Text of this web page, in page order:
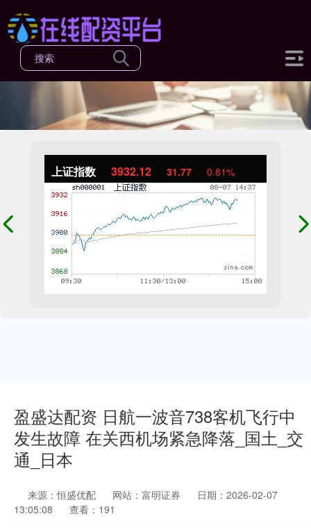
上证指数 3932.12 31.77 0.81%
盈盛达配资 日航一波音738客机飞行中
发生故障 在关西机场紧急降落_国土_交
通_日本
来源：恒盛优配 网站：富明证券
日期：2026-02-07
13:05:08
查看：191